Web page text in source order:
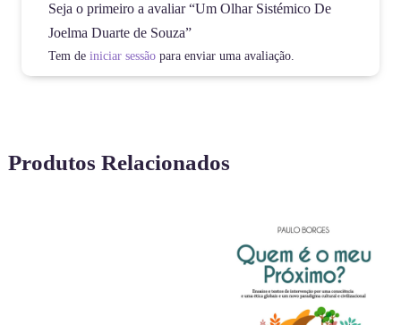
Seja o primeiro a avaliar “Um Olhar Sistémico De
Joelma Duarte de Souza”
Tem de iniciar sessãopara enviar uma avaliação.
Produtos Relacionados